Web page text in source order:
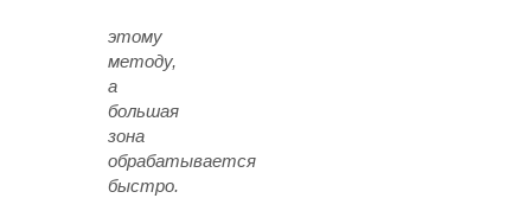
этому
методу,
а
большая
зона
обрабатывается
быстро.